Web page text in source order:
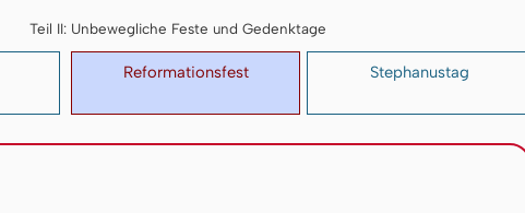
Teil II: Unbewegliche Feste und Gedenktage
Reformationsfest Stephanustag